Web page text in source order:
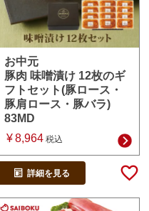
お中元
豚肉 味噌漬け 12枚のギ
フトセット(豚ロース・
豚肩ロース・豚バラ)
83MD
¥8,964 税込
詳細を見る